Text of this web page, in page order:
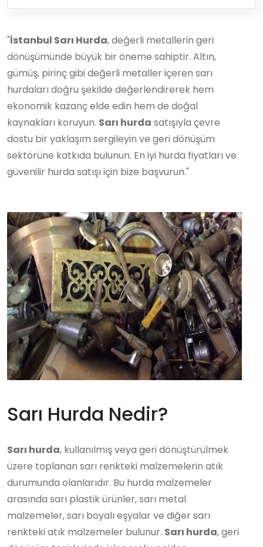
"İstanbul Sarı Hurda, değerli metallerin geri
dönüşümünde büyük bir öneme sahiptir. Altın,
gümüş, pirinç gibi değerli metaller içeren sarı
hurdaları doğru şekilde değerlendirerek hem
ekonomik kazanç elde edin hem de doğal
kaynakları koruyun. Sarı hurda satışıyla çevre
dostu bir yaklaşım sergileyin ve geri dönüşüm
sektörüne katkıda bulunun. En iyi hurda fiyatları ve
güvenilir hurda satışı için bize başvurun."
Sarı Hurda Nedir?
Sarı hurda, kullanılmış veya geri dönüştürülmek
üzere toplanan sarı renkteki malzemelerin atık
durumunda olanlarıdır. Bu hurda malzemeler
arasında sarı plastik ürünler, sarı metal
malzemeler, sarı boyalı eşyalar ve diğer sarı
renkteki atık malzemeler bulunur. Sarı hurda, geri